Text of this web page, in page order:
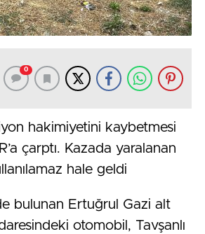
0
hakimiyetini kaybetmesi
çarptı. Kazada yaralanan
hale geldi
bulunan Ertuğrul Gazi alt
otomobil, Tavşanlı